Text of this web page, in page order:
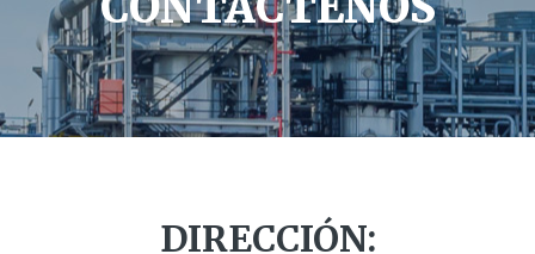
Casos Históricos
Galería
Galería Las Instalaciones
DIRECCIÓN: